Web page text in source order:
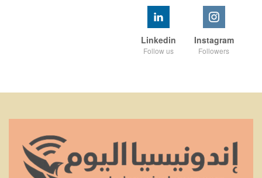
Instagram
Followers
Linkedin
Follow us